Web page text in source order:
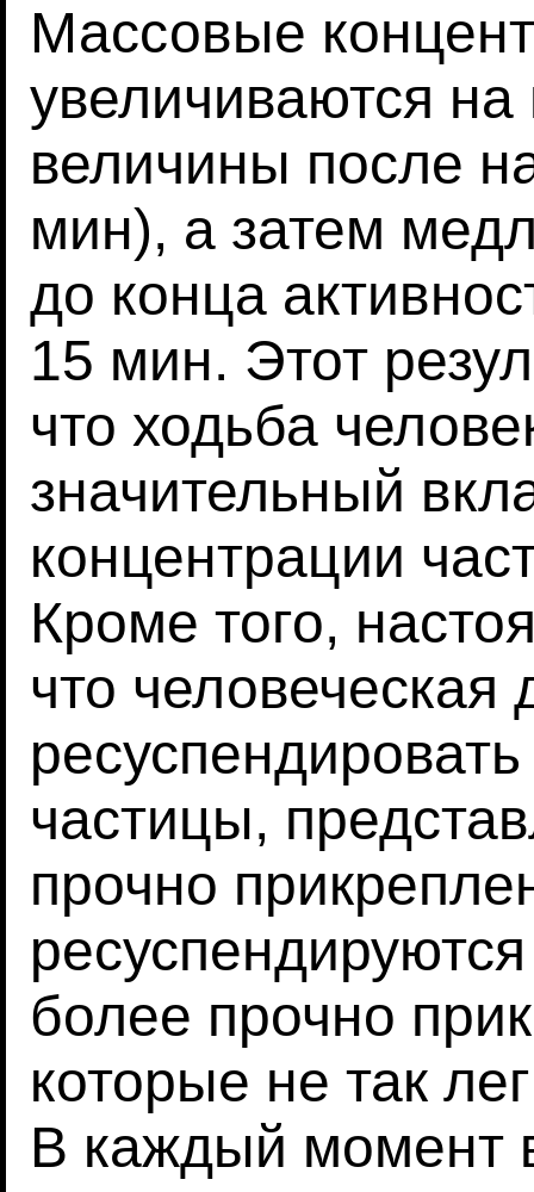
Массовые
увеличиваются
величины после
мин), а затем
до конца
15 мин. Этот
что ходьба
значительный
концентрации
Кроме того,
что человеческая
частицы,
прочно
более прочно
которые не так
В каждый момент